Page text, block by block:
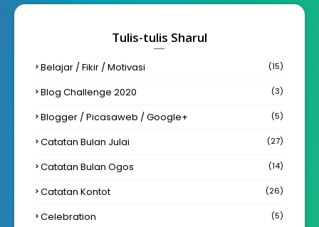
Tulis-tulis Sharul
Belajar / Fikir / Motivasi (15)
Blog Challenge 2020 (3)
Blogger / Picasaweb / Google+ (5)
Catatan Bulan Julai (27)
Catatan Bulan Ogos (14)
Catatan Kontot (26)
Celebration (5)